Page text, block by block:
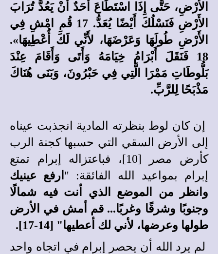
الأَرْضِ، حَتَّى إِذَا اسْتَطَاعَ أَحَدٌ أَنْ يَعُدَّ تُرَابَ
الأَرْضِ فَنَسْلُكَ أَيْضًا يُعَدُّ. 17 قُمِ امْشِ فِي
الأَرْضِ طُولَهَا وَعَرْضَهَا، لأَنِّي لَكَ أُعْطِيهَا».
18 فَنَقَلَ أَبْرَامُ خِيَامَهُ وَأَتَى وَأَقَامَ عِنْدَ
بَلُّوطَاتِ مَمْرَا الَّتِي فِي حَبْرُونَ، وَبَنَى هُنَاكَ
مَذْبَحًا لِلرَّبِّ.
إن كان لوط بنظرته المادية انجذبت عيناه
إلى الأرض السقي التي حسبها كجنة الرب
كأرض مصر [10]، فباعتزاله إبرام تمتع
إبرام بمواعيد الله الفائقة: " ارفع عينيك
وانظر من الموضع الذي أنت فيه شمالًا
وجنوبًا وشرقًا وغربًا... قم أمش في الأرض
طولها وعرضها، لأني لك أعطيها" [14-17].
لم يرد الله أن يحصر إبرام في اتجاه واحد